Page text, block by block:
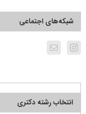
شبکه‌های اجتماعی
انتخاب رشته دکتری